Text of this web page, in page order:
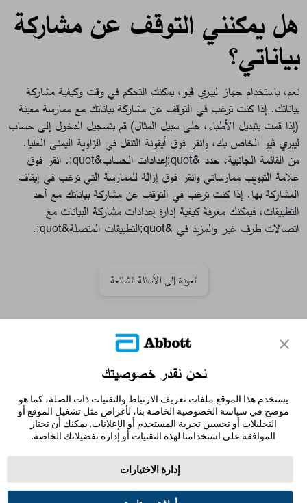
هل يمكنني التوقف عن مشاركة
بياناتي؟
نعم، باستخدام جهاز ليبري ڤيو، يمكنك التحكم في وقت وكيفية مشاركة
بياناتك. إذا كنت ترغب في التوقف عن مشاركة بياناتك مع ممارسة معينة
(إذا قمت بتبديل الأطباء، على سبيل المثال) قم بتسجيل الدخول إلى حساب
ليبري ڤيو الخاص بك، وانقر فوق أيقونة التنقل في الزاوية اليمنى العليا.
من القائمة الجانبية، حدد &quot;إعدادات الحساب&quot;. انقر فوق
علامة التبويب ممارساتي وانقر فوق إزالة للممارسة التي ترغب في إيقاف
المشاركة بها. إذا كنت ترغب في التوقف عن مشاركة بياناتك مع أحد
التطبيقات، فيمكنك معرفة كيفية إدارة إعدادات مشاركة البيانات مع
اتصالات طرف غير والمزيد في &quot;التطبيقات المتصلة&quot;.
العودة إلى الأسئلة الشائعة
إخلاء المسؤولية والمراجع
خريطة الموقع
نحن نقدر خصوصيتك
يستخدم هذا الموقع ملفات تعريف الارتباط والتقنيات ذات الصلة، كما هو
موضح في سياسة الخصوصية الخاصة بنا، لأغراض مثل تشغيل الموقع أو
التحليلات أو تحسين تجربة المستخدم أو الإعلانات. يمكنك أن تختار
الموافقة على استخدامنا لهذه التقنيات أو إدارة تفضيلاتك الخاصة.
إدارة الاختيارات